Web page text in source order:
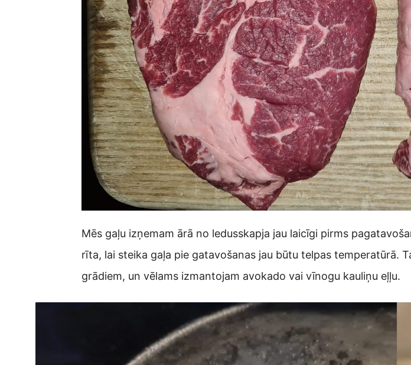
Mēs gaļu izņemam ārā no ledusskapja jau laicīgi pirms
rīta, lai steika gaļa pie gatavošanas jau būtu telpas temperatūrā.
grādiem, un vēlams izmantojam avokado vai vīnogu kauliņu eļļu.